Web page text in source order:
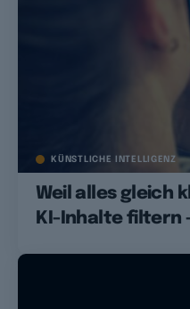
KÜNSTLICHE INTELLIGENZ
Weil alles gleich
KI-Inhalte filtern